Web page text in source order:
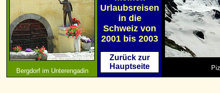
Bergdorf im Unterengadin
Urlaubsreisen
in die
Schweiz von
2001 bis 2003
Zurück zur
Hauptseite